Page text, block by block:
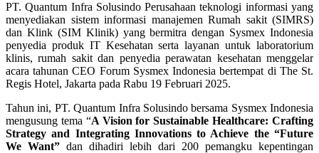
PT. Quantum Infra Solusindo Perusahaan teknologi informasi yang
menyediakan sistem informasi manajemen Rumah sakit (SIMRS)
dan Klink (SIM Klinik) yang bermitra dengan Sysmex Indonesia
penyedia produk IT Kesehatan serta layanan untuk laboratorium
klinis, rumah sakit dan penyedia perawatan kesehatan menggelar
acara tahunan CEO Forum Sysmex Indonesia bertempat di The St.
Regis Hotel, Jakarta pada Rabu 19 Februari 2025.
Tahun ini, PT. Quantum Infra Solusindo bersama Sysmex Indonesia
mengusung tema “A Vision for Sustainable Healthcare: Crafting
Strategy and Integrating Innovations to Achieve the “Future
We Want” dan dihadiri lebih dari 200 pemangku kepentingan